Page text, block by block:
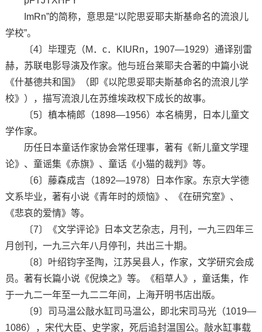
ImRn”的简称，意思是“以陀思妥耶夫斯基命名的流浪儿
学校”。
〔4〕毕理克（M．c．KIURn，1907—1929）通译别雷
赫，苏联电影导演及作家。他与班台莱耶夫合著的中篇小说
《什基德共和国》（即《以陀思妥耶夫斯基命名的流浪儿学
校》），描写流浪儿在苏维埃政权下成长的故事。
〔5〕槙本楠郎（1898—1956）本名楠男，日本儿童文
学作家。
历任日本童话作家协会常任理事，著有《新儿童文学理
论》、童谣集《赤旗》、童话《小猫的裁判》等。
〔6〕藤森成吉（1892—1978）日本作家。东京大学德
文系毕业，著有小说《青年时的烦恼》、《在研究室》、
《悲哀的爱情》等。
〔7〕《文学评论》日本文艺杂志，月刊，一九三四年三
月创刊，一九三六年八月停刊，共出三十期。
〔8〕叶绍钧字圣陶，江苏吴县人，作家，文学研究会成
员。著有长篇小说《倪焕之》等。《稻草人》，童话集，作
于一九二一年至一九二二年间，上海开明书店出版。
〔9〕司马温公敲水缸司马温公，即北宋司马光（1019—
1086），宋代大臣、史学家，死后追封温国公。敲水缸事载